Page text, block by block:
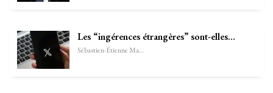
Les “ingérences étrangères” sont-elles…
Sébastien-Étienne Marechal